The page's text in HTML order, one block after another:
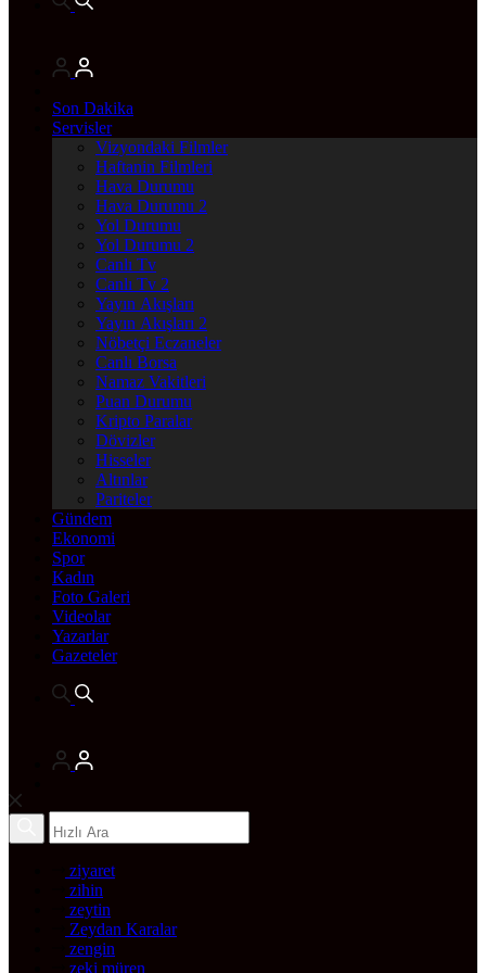
Son Dakika
Servisler
Vizyondaki Filmler
Haftanin Filmleri
Hava Durumu
Hava Durumu 2
Yol Durumu
Yol Durumu 2
Canlı Tv
Canlı Tv 2
Yayın Akışları
Yayın Akışları 2
Nöbetçi Eczaneler
Canlı Borsa
Namaz Vakitleri
Puan Durumu
Kripto Paralar
Dövizler
Hisseler
Altınlar
Pariteler
Gündem
Ekonomi
Spor
Kadın
Foto Galeri
Videolar
Yazarlar
Gazeteler
ziyaret
zihin
zeytin
Zeydan Karalar
zengin
zeki müren